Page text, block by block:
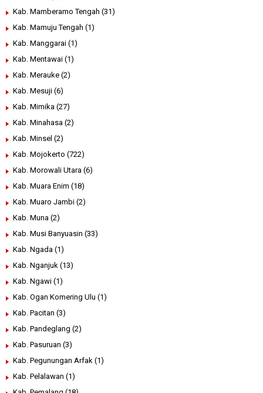
Kab. Mamberamo Tengah (31)
Kab. Mamuju Tengah (1)
Kab. Manggarai (1)
Kab. Mentawai (1)
Kab. Merauke (2)
Kab. Mesuji (6)
Kab. Mimika (27)
Kab. Minahasa (2)
Kab. Minsel (2)
Kab. Mojokerto (722)
Kab. Morowali Utara (6)
Kab. Muara Enim (18)
Kab. Muaro Jambi (2)
Kab. Muna (2)
Kab. Musi Banyuasin (33)
Kab. Ngada (1)
Kab. Nganjuk (13)
Kab. Ngawi (1)
Kab. Ogan Komering Ulu (1)
Kab. Pacitan (3)
Kab. Pandeglang (2)
Kab. Pasuruan (3)
Kab. Pegunungan Arfak (1)
Kab. Pelalawan (1)